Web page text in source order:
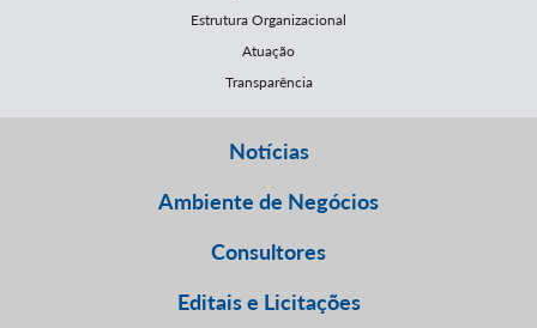
Estrutura Organizacional
Atuação
Transparência
Notícias
Ambiente de Negócios
Consultores
Editais e Licitações